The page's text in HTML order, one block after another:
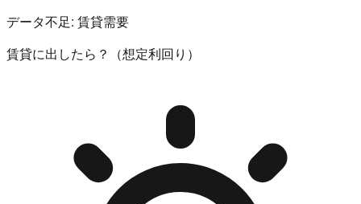
データ不足: 賃貸需要
賃貸に出したら？（想定利回り）